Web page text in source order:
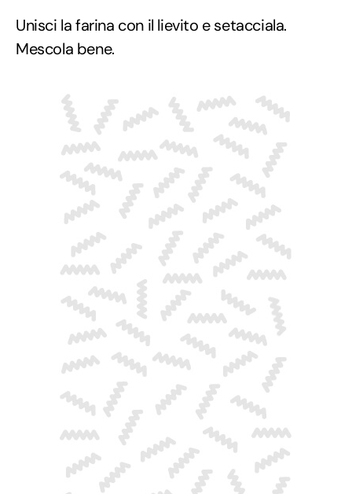
Unisci la farina con il lievito e setacciala.
Mescola bene.